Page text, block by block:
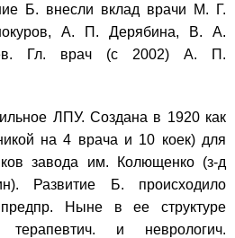
Б. внесли вклад врачи М. Г.
А. П. Дерябина, В. А.
Гл. врач (с 2002) А. П.
ЛПУ. Создана в 1920 как
на 4 врача и 10 коек) для
завода им. Колющенко (з-д
Развитие Б. происходило
Ныне в ее структуре
терапевтич. и неврологич.